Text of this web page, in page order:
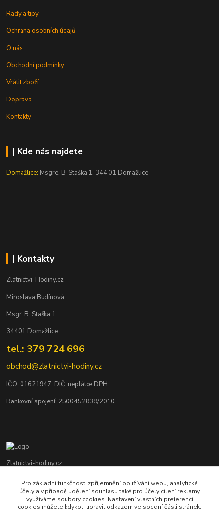
Rady a tipy
Ochrana osobních údajů
O nás
Obchodní podmínky
Vrátit zboží
Doprava
Kontakty
| Kde nás najdete
Domažlice: Msgre. B. Staška 1, 344 01 Domažlice
| Kontakty
Zlatnictvi-Hodiny.cz
Miroslava Budínová
Msgr. B. Staška 1
34401 Domažlice
tel.: 379 724 696
obchod@zlatnictvi-hodiny.cz
IČO: 01621947, DIČ: neplátce DPH
Bankovní spojení: 2500452838/2010
Zlatnictvi-hodiny.cz
+420 379 492 545
Po - Pá: 9,00 - 17,00 hod., So: 9,00 - 11,30 hod.
Pro základní funkčnost, zpříjemnění používání webu, analytické
účely a v případě udělení souhlasu také pro účely cílení reklamy
využíváme soubory cookies. Nastavení vlastních preferencí
cookies můžete kdykoli upravit odkazem ve spodní části stránek.